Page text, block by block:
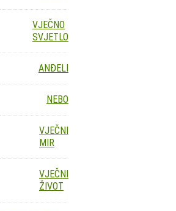
VJEČNO
SVJETLO
ANĐELI
NEBO
VJEČNI
MIR
VJEČNI
ŽIVOT